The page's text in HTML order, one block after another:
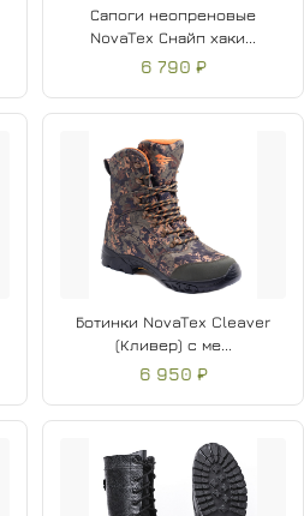
Сапоги неопреновые
NovaTex Снайп хаки...
6 790 ₽
Ботинки NovaTex Cleaver
(Кливер) с ме...
6 950 ₽